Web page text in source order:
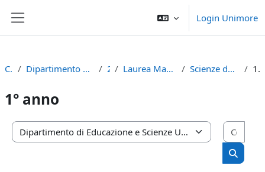
Login Unimore
Corsi Dipartimento di Educazione e Scienze Umane 2023 Laurea Magistrale Ciclo Unico 5 anni Scienze della formazione primaria 1° anno
1° anno
Categorie di corso
Cerca